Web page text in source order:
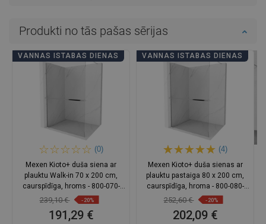
Produkti no tās pašas sērijas
VANNAS ISTABAS DIENAS
(0)
Mexen Kioto+ duša siena ar
plauktu Walk-in 70 x 200 cm,
caurspīdīga, hroms - 800-070-
121-01-00
239,10 € -20%
191,29 €
VANNAS ISTABAS DIENAS
(4)
Mexen Kioto+ duša sienas ar
plauktu pastaiga 80 x 200 cm,
caurspīdīga, hroma - 800-080-
121-01-00
252,60 € -20%
202,09 €